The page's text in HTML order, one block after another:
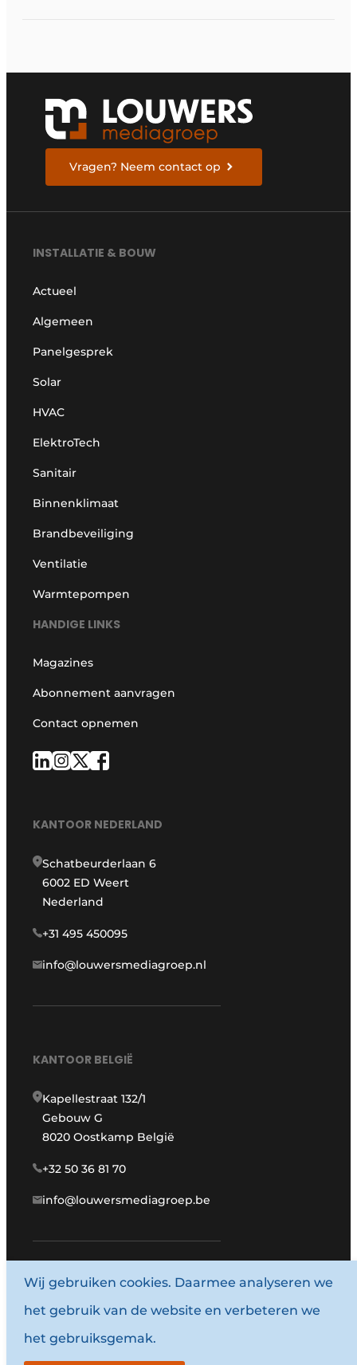
Vragen? Neem contact op
INSTALLATIE & BOUW
Actueel
Algemeen
Panelgesprek
Solar
HVAC
ElektroTech
Sanitair
Binnenklimaat
Brandbeveiliging
Ventilatie
Warmtepompen
HANDIGE LINKS
Magazines
Abonnement aanvragen
Contact opnemen
KANTOOR NEDERLAND
Schatbeurderlaan 6
6002 ED Weert
Nederland
+31 495 450095
info@louwersmediagroep.nl
KANTOOR BELGIË
Kapellestraat 132/1
Gebouw G
8020 Oostkamp België
+32 50 36 81 70
info@louwersmediagroep.be
www.louwersmediagroep.com
© 1987 - 2026 Louwersmediagroep.
Algemene voorwaarden
Wij gebruiken cookies. Daarmee analyseren we
het gebruik van de website en verbeteren we
het gebruiksgemak.